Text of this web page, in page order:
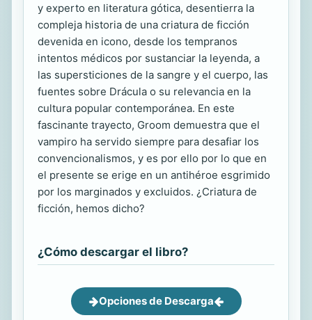
y experto en literatura gótica, desentierra la
compleja historia de una criatura de ficción
devenida en icono, desde los tempranos
intentos médicos por sustanciar la leyenda, a
las supersticiones de la sangre y el cuerpo, las
fuentes sobre Drácula o su relevancia en la
cultura popular contemporánea. En este
fascinante trayecto, Groom demuestra que el
vampiro ha servido siempre para desafiar los
convencionalismos, y es por ello por lo que en
el presente se erige en un antihéroe esgrimido
por los marginados y excluidos. ¿Criatura de
ficción, hemos dicho?
¿Cómo descargar el libro?
Opciones de Descarga